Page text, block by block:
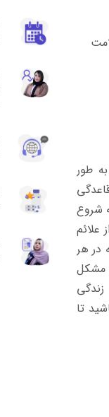
طور
قاعدگی
شروع
از علائم
در هر
مشکل
تا